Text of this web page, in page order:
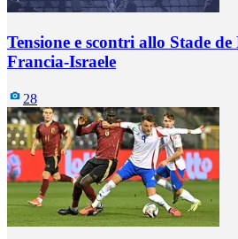
Tensione e scontri allo Stade
Francia-Israele
28